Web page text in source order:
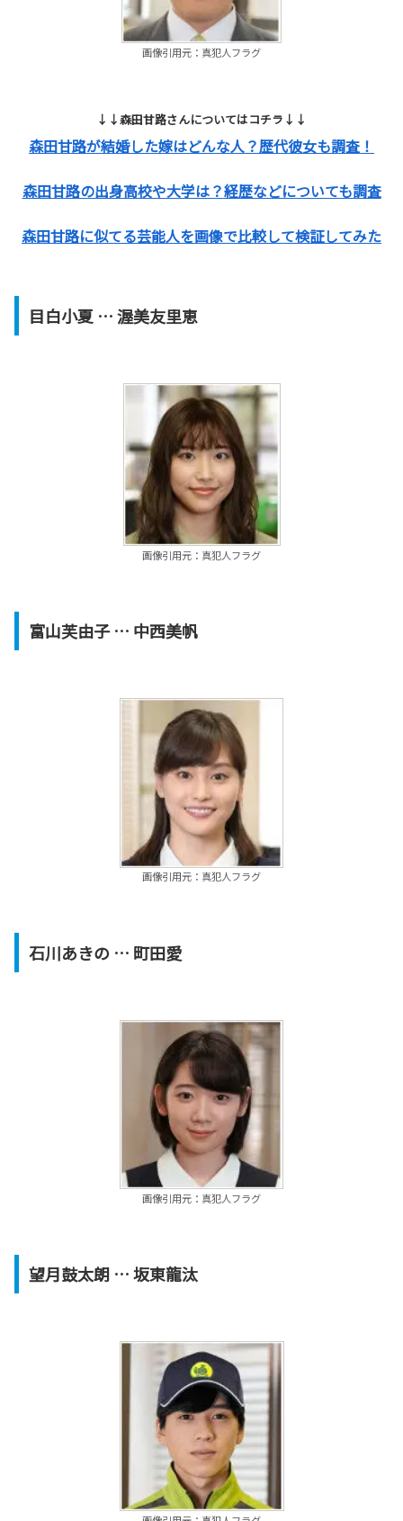
画像引用元：真犯人フラグ
↓↓森田甘路さんについてはコチラ↓↓
森田甘路が結婚した嫁はどんな人？歴代彼女も調査！
森田甘路の出身高校や大学は？経歴などについても調査
森田甘路に似てる芸能人を画像で比較して検証してみた
目白小夏 … 渥美友里恵
画像引用元：真犯人フラグ
富山芙由子… 中西美帆
画像引用元：真犯人フラグ
石川あきの … 町田愛
画像引用元：真犯人フラグ
望月鼓太朗… 坂東龍汰